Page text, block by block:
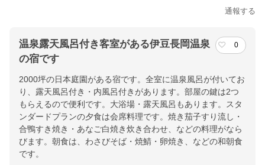
通報する
温泉露天風呂付き客室がある伊豆長岡温泉
の宿です
0
2000坪の日本庭園がある宿です。全室に温泉風呂が付いてお
り、露天風呂付き・内風呂付きがあります。部屋の鍵は2つ
もらえるので便利です。大浴場・露天風呂もあります。スタ
ンダードプランの夕食は会席料理です。焼き茄子すり流し・
合鴨すき焼き・あなご白焼き炊き合わせ、などの料理がなら
びます。朝食は、わさびそば・焼鯖・卵焼き、などの和朝食
です。